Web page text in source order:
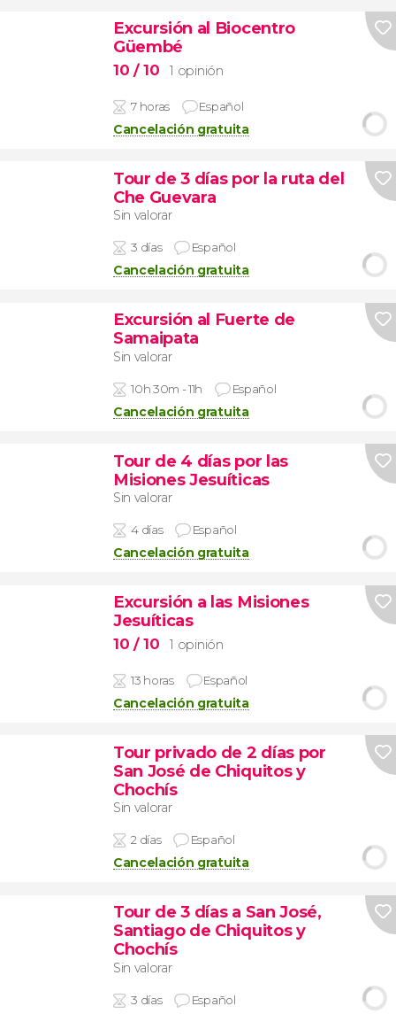
Excursión al Biocentro
Güembé
10 / 10 1 opinión
7 horas Español
Cancelación gratuita
Tour de 3 días por la ruta del
Che Guevara
Sin valorar
3 días Español
Cancelación gratuita
Excursión al Fuerte de
Samaipata
Sin valorar
10h 30m - 11h Español
Cancelación gratuita
Tour de 4 días por las
Misiones Jesuíticas
Sin valorar
4 días Español
Cancelación gratuita
Excursión a las Misiones
Jesuíticas
10 / 10 1 opinión
13 horas Español
Cancelación gratuita
Tour privado de 2 días por
San José de Chiquitos y
Chochís
Sin valorar
2 días Español
Cancelación gratuita
Tour de 3 días a San José,
Santiago de Chiquitos y
Chochís
Sin valorar
3 días Español